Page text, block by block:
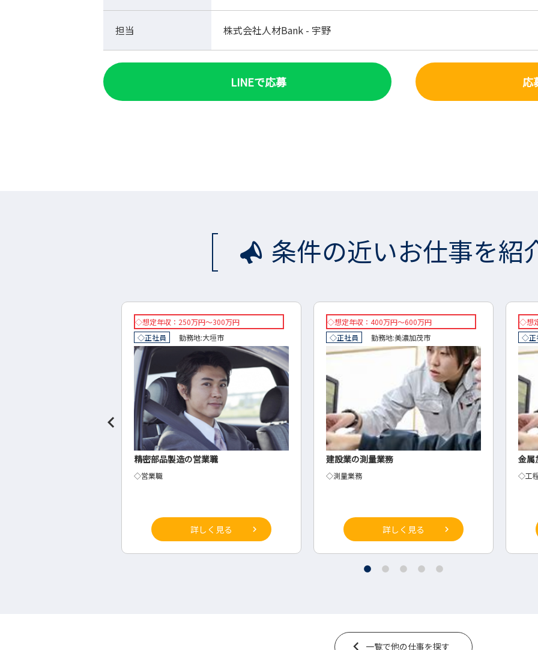
担当 株式会社人材Bank - 宇野
LINEで応募 応
条件の近いお仕事を紹
◇想定年収：400万円～600万円
◇正社員
勤務地:美濃加茂市
建設業の測量業務
◇測量業務
詳しく見る
◇想定年収：350万円～600万円
◇正社員
勤務地:岐阜県郡上市
金属加工業の工程設計
◇工程設計
詳しく見る
想定
正社
アル
営業
一覧で他の仕事を探す